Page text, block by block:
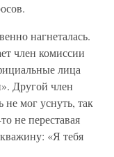
нагнеталась.
член комиссии
лица
Другой член
мог уснуть, так
не переставая
«Я тебя